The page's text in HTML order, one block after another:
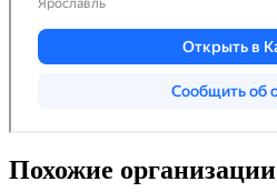
Похожие организации